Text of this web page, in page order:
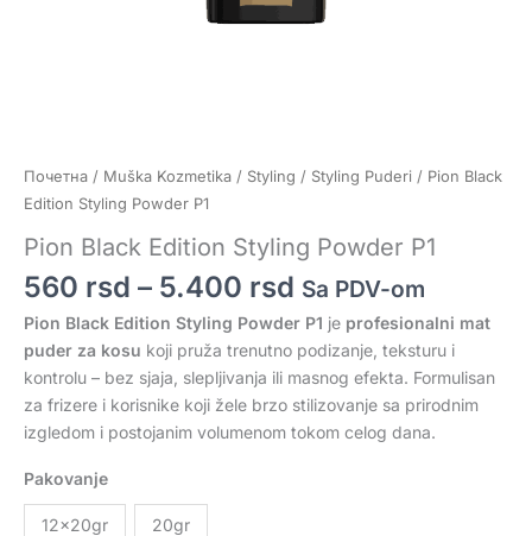
Почетна / Muška Kozmetika / Styling / Styling Puderi / Pion Black
Edition Styling Powder P1
Pion Black Edition Styling Powder P1
560 rsd – 5.400 rsd Sa PDV-om
Pion Black Edition Styling Powder P1 je profesionalni mat
puder za kosu koji pruža trenutno podizanje, teksturu i
kontrolu – bez sjaja, slepljivanja ili masnog efekta. Formulisan
za frizere i korisnike koji žele brzo stilizovanje sa prirodnim
izgledom i postojanim volumenom tokom celog dana.
Pakovanje
12x20gr 20gr